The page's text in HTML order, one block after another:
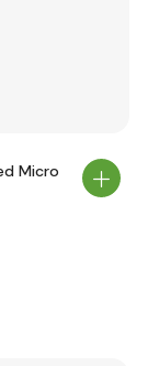
Micro